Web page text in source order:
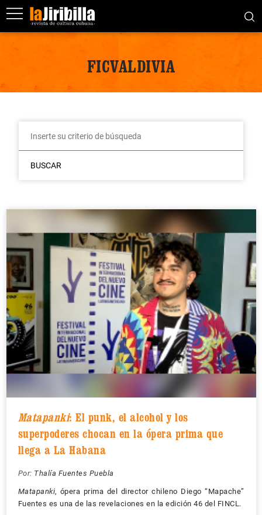
FICVALDIVIA
BUSCAR
Matapanki: El punk, el alcohol y los
superpoderes chocan en la ópera prima que
llega a La Habana
Por: Thalía Fuentes Puebla
Matapanki, ópera prima del director chileno Diego “Mapache”
Fuentes es una de las revelaciones en la edición 46 del FINCL.